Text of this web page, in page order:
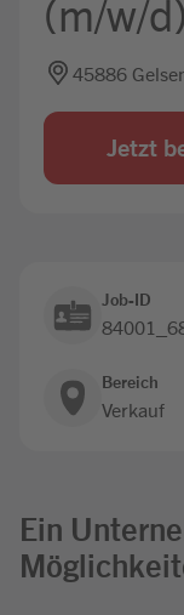
(m/w/d)
45886
Jetzt
Job-ID
Bereich
Verkauf
Ein